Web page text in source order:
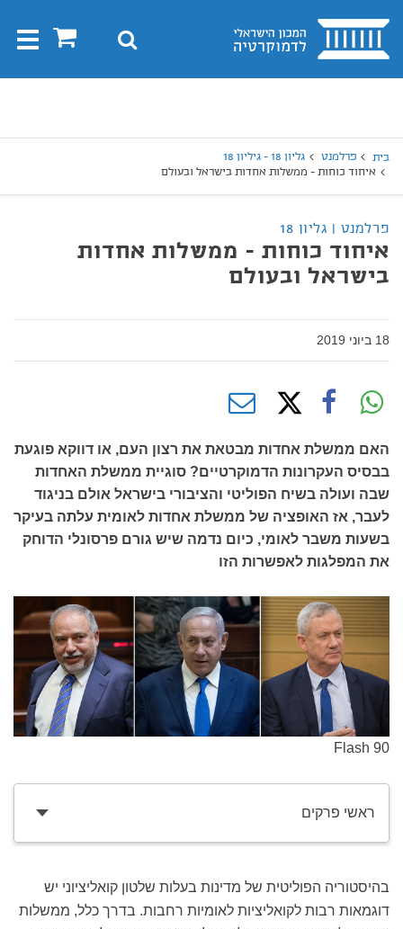
בית 0 חיפוש
בית פרלמנט
גליון 18 - גיליון 18
איחוד כוחות - ממשלות אחדות בישראל ובעולם
פרלמנט | גליון 18
איחוד כוחות - ממשלות אחדות
בישראל ובעולם
18 ביוני 2019
האם ממשלת אחדות מבטאת את רצון העם, או דווקא פוגעת
בבסיס העקרונות הדמוקרטיים? סוגיית ממשלת האחדות
שבה ועולה בשיח הפוליטי והציבורי בישראל אולם בניגוד
לעבר, אז האופציה של ממשלת אחדות לאומית עלתה בעיקר
בשעות משבר לאומי, כיום נדמה שיש גורם פרסונלי הדוחק
את המפלגות לאפשרות הזו
Flash 90
ראשי פרקים
בהיסטוריה הפוליטית של מדינות בעלות שלטון קואליציוני יש
דוגמאות רבות לקואליציות לאומיות רחבות. בדרך כלל, ממשלות